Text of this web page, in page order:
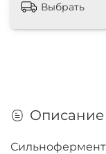
Выбрать
Описание